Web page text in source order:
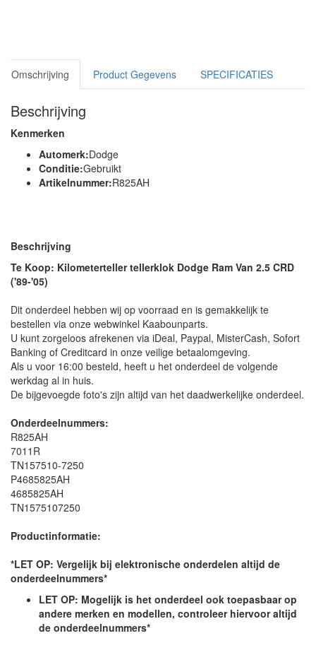
Omschrijving Product Gegevens SPECIFICATIES
Beschrijving
Kenmerken
Automerk:Dodge
Conditie:Gebruikt
Artikelnummer:R825AH
Beschrijving
Te Koop: Kilometerteller tellerklok Dodge Ram Van 2.5 CRD
('89-'05)
Dit onderdeel hebben wij op voorraad en is gemakkelijk te
bestellen via onze webwinkel Kaabounparts.
U kunt zorgeloos afrekenen via iDeal, Paypal, MisterCash, Sofort
Banking of Creditcard in onze veilige betaalomgeving.
Als u voor 16:00 besteld, heeft u het onderdeel de volgende
werkdag al in huis.
De bijgevoegde foto's zijn altijd van het daadwerkelijke onderdeel.
Onderdeelnummers:
R825AH
7011R
TN157510-7250
P4685825AH
4685825AH
TN1575107250
Productinformatie:
*LET OP: Vergelijk bij elektronische onderdelen altijd de
onderdeelnummers*
LET OP: Mogelijk is het onderdeel ook toepasbaar op
andere merken en modellen, controleer hiervoor altijd
de onderdeelnummers*